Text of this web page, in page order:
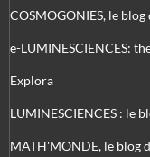
COSMOGONIES, le
e-LUMINESCIENCES:
Explora
LUMINESCIENCES : le
MATH'MONDE, le blog